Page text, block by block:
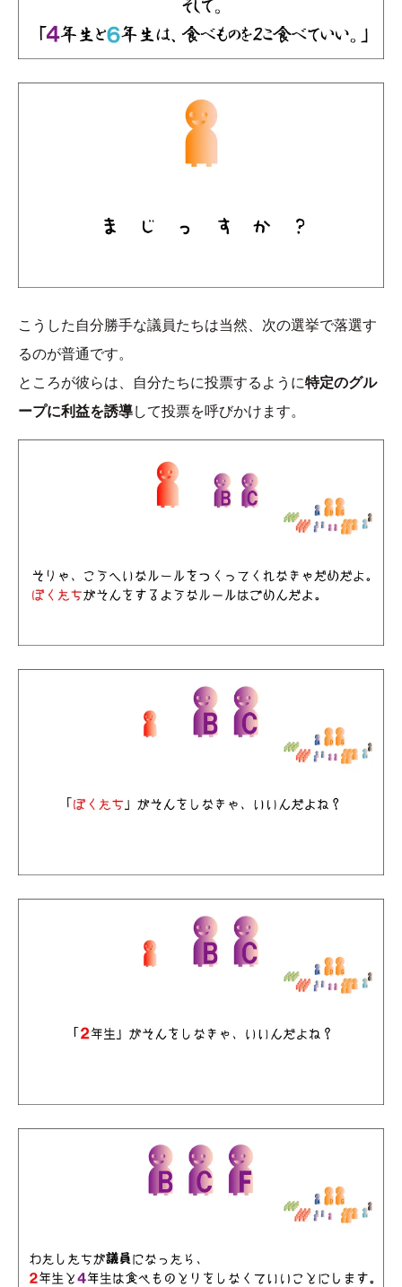
こうした自分勝手な議員たちは当然、次の選挙で落選す
るのが普通です。
ところが彼らは、自分たちに投票するように特定のグル
ープに利益を誘導して投票を呼びかけます。